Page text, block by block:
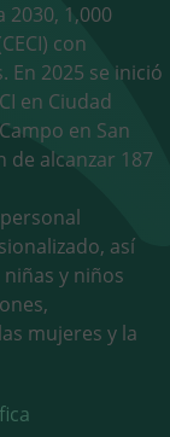
1,000
con
En 2025 se inició
en Ciudad
en San
de alcanzar 187
así
y niños
mujeres y la